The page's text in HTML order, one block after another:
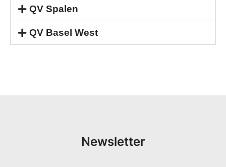
QV Spalen
QV Basel West
Newsletter